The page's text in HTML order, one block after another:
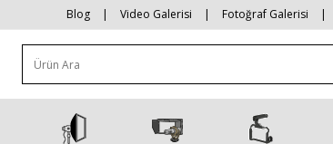
Blog | Video Galerisi | Fotoğraf Galerisi |